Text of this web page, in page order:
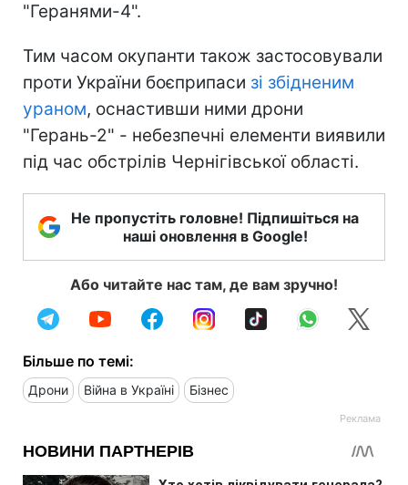
"Геранями-4".
Тим часом окупанти також застосовували
проти України боєприпаси зі збідненим
ураном, оснастивши ними дрони
"Герань-2" - небезпечні елементи виявили
під час обстрілів Чернігівської області.
Не пропустіть головне! Підпишіться на
наші оновлення в Google!
Або читайте нас там, де вам зручно!
Більше по темі:
Дрони Війна в Україні Бізнес